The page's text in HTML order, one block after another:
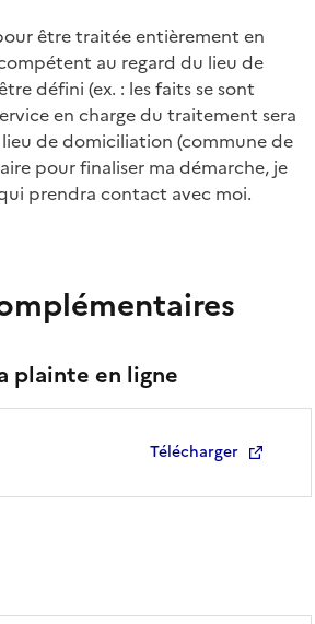
être traitée entièrement en
au regard du lieu de
défini (ex. : les faits se sont
en charge du traitement sera
de domiciliation (commune de
pour finaliser ma démarche, je
prendra contact avec moi.
plainte en ligne
Télécharger